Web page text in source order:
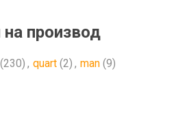
на производ
(230) , quart (2) , man (9)